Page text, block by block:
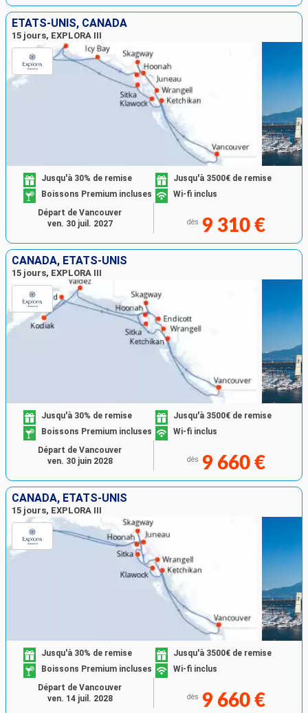
ÉTATS-UNIS, CANADA
15 jours, EXPLORA III
Jusqu'à 30% de remise
Jusqu'à 3500€ de remise
Boissons Premium incluses
Wi-fi inclus
dès 9 310 €
Départ de Vancouver
ven. 30 juil. 2027
CANADA, ÉTATS-UNIS
15 jours, EXPLORA III
Jusqu'à 30% de remise
Jusqu'à 3500€ de remise
Boissons Premium incluses
Wi-fi inclus
dès 9 660 €
Départ de Vancouver
ven. 30 juin 2028
CANADA, ÉTATS-UNIS
15 jours, EXPLORA III
Jusqu'à 30% de remise
Jusqu'à 3500€ de remise
Boissons Premium incluses
Wi-fi inclus
dès 9 660 €
Départ de Vancouver
ven. 14 juil. 2028